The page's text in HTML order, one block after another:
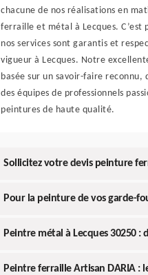
chacune de nos réalisations en
ferraille et métal à Lecques. C’est
nos services sont garantis et
vigueur à Lecques. Notre
basée sur un savoir-faire reconnu,
des équipes de professionnels
peintures de haute qualité.
Sollicitez votre devis peinture
Pour la peinture de vos garde-
Peintre métal à Lecques 30250
Peintre ferraille Artisan DARIA :